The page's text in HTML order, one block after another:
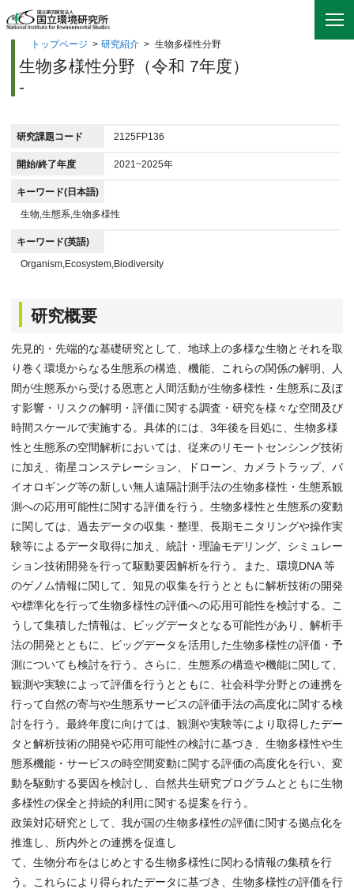
トップページ > 研究紹介 > 生物多様性分野
生物多様性分野（令和 7年度）
-
研究課題コード 2125FP136
開始/終了年度 2021~2025年
キーワード(日本語)
生物,生態系,生物多様性
キーワード(英語)
Organism,Ecosystem,Biodiversity
研究概要
先見的・先端的な基礎研究として、地球上の多様な生物とそれを取
り巻く環境からなる生態系の構造、機能、これらの関係の解明、人
間が生態系から受ける恩恵と人間活動が生物多様性・生態系に及ぼ
す影響・リスクの解明・評価に関する調査・研究を様々な空間及び
時間スケールで実施する。具体的には、3年後を目処に、生物多様
性と生態系の空間解析においては、従来のリモートセンシング技術
に加え、衛星コンステレーション、ドローン、カメラトラップ、バ
イオロギング等の新しい無人遠隔計測手法の生物多様性・生態系観
測への応用可能性に関する評価を行う。生物多様性と生態系の変動
に関しては、過去データの収集・整理、長期モニタリングや操作実
験等によるデータ取得に加え、統計・理論モデリング、シミュレー
ション技術開発を行って駆動要因解析を行う。また、環境DNA 等
のゲノム情報に関して、知見の収集を行うとともに解析技術の開発
や標準化を行って生物多様性の評価への応用可能性を検討する。こ
うして集積した情報は、ビッグデータとなる可能性があり、解析手
法の開発とともに、ビッグデータを活用した生物多様性の評価・予
測についても検討を行う。さらに、生態系の構造や機能に関して、
観測や実験によって評価を行うとともに、社会科学分野との連携を
行って自然の寄与や生態系サービスの評価手法の高度化に関する検
討を行う。最終年度に向けては、観測や実験等により取得したデー
タと解析技術の開発や応用可能性の検討に基づき、生物多様性や生
態系機能・サービスの時空間変動に関する評価の高度化を行い、変
動を駆動する要因を検討し、自然共生研究プログラムとともに生物
多様性の保全と持続的利用に関する提案を行う。
政策対応研究として、我が国の生物多様性の評価に関する拠点化を
推進し、所内外との連携を促進し
て、生物分布をはじめとする生物多様性に関わる情報の集積を行
う。これらにより得られたデータに基づき、生物多様性の評価を行